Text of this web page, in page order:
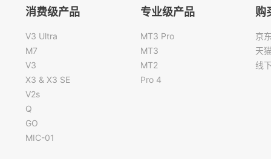
消费级产品
V3 Ultra
M7
V3
X3 & X3 SE
V2s
Q
GO
MIC-01
专业级产品
MT3 Pro
MT3
MT2
Pro 4
购
京
天
线